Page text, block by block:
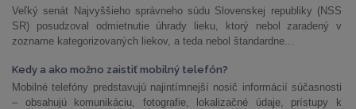
Veľký senát Najvyššieho správneho súdu Slovenskej republiky (NSS
SR) posudzoval odmietnutie úhrady lieku, ktorý nebol zaradený v
zozname kategorizovaných liekov, a teda nebol štandardne...
Kedy a ako možno zaistiť mobilný telefón?
Mobilné telefóny predstavujú najintímnejší nosič informácií súčasnosti
– obsahujú komunikáciu, fotografie, lokalizačné údaje, prístupy k